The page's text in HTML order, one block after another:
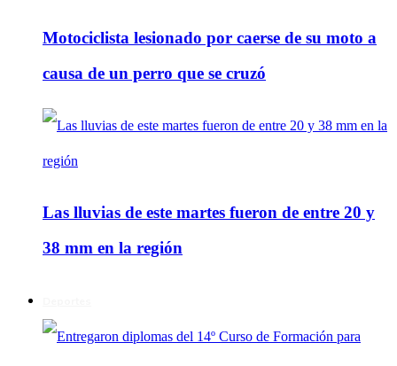
Motociclista lesionado por caerse de su moto a
causa de un perro que se cruzó
Las lluvias de este martes fueron de entre 20 y
38 mm en la región